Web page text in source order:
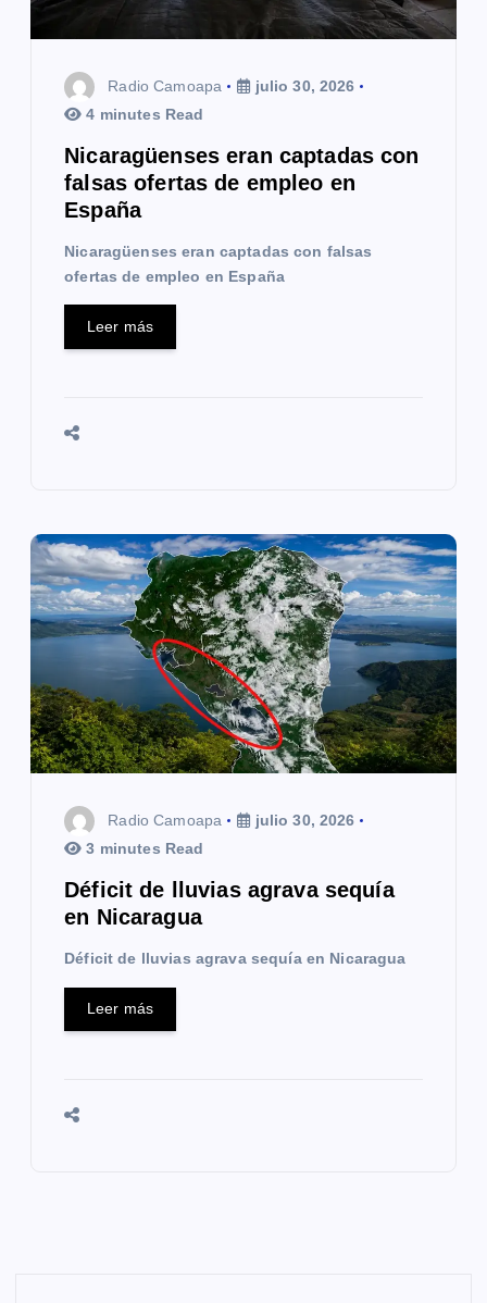
n
Radio Camoapa
julio 30, 2026
4 minutes Read
Nicaragüenses eran captadas con
falsas ofertas de empleo en
España
Nicaragüenses eran captadas con falsas
ofertas de empleo en España
Leer más
Radio Camoapa
julio 30, 2026
3 minutes Read
Déficit de lluvias agrava sequía
en Nicaragua
Déficit de lluvias agrava sequía en Nicaragua
Leer más